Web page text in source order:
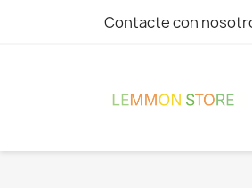
Contacte con